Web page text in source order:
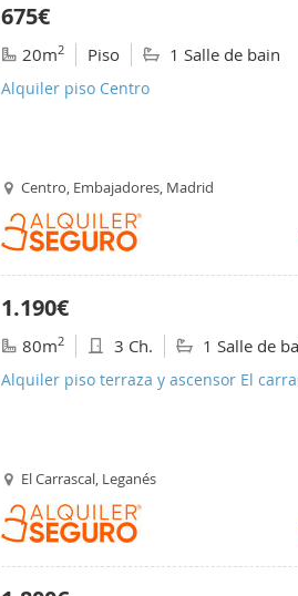
675€
20m2 Piso 1 Salle de bain
Alquiler piso Centro
Centro, Embajadores, Madrid
1.190€
80m2 3 Ch. 1 Salle de
Alquiler piso terraza y ascensor El
El Carrascal, Leganés